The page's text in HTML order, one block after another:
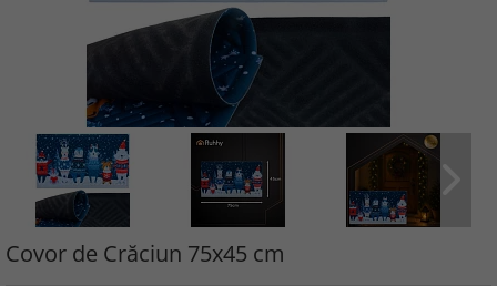
Covor de Crăciun 75x45 cm